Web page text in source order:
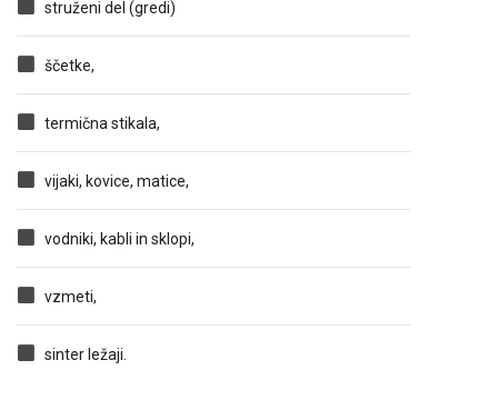
struženi del (gredi)
ščetke,
termična stikala,
vijaki, kovice, matice,
vodniki, kabli in sklopi,
vzmeti,
sinter ležaji.